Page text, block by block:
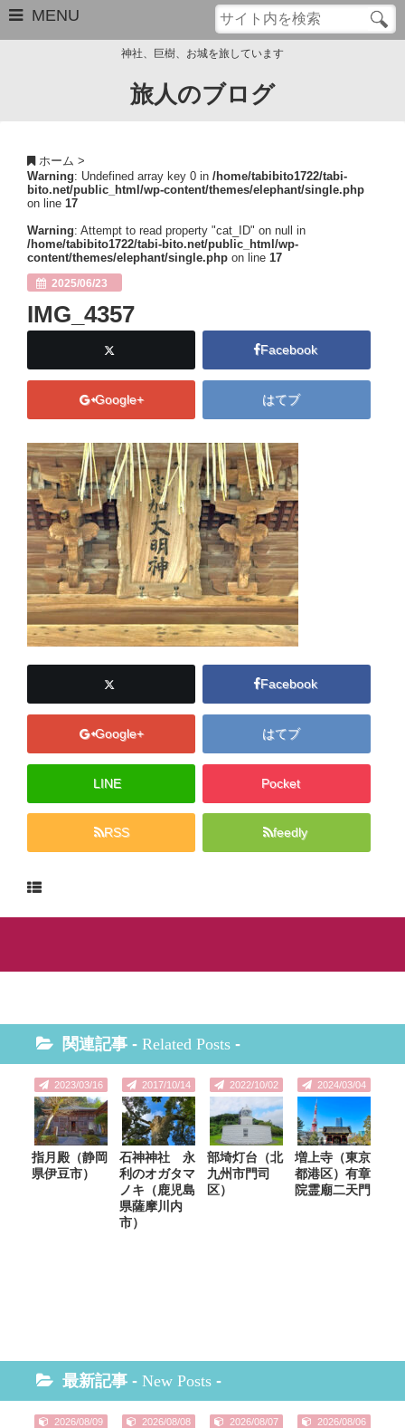
MENU
サイトマップ
Close
神社、巨樹、お城を旅しています
旅人のブログ
ホーム >
Warning: Undefined array key 0 in /home/tabibito1722/tabi-
bito.net/public_html/wp-content/themes/elephant/single.php
on line 17
Warning: Attempt to read property "cat_ID" on null in
/home/tabibito1722/tabi-bito.net/public_html/wp-
content/themes/elephant/single.php on line 17
2025/06/23
IMG_4357
Facebook
Google+ はてブ
Facebook
Google+ はてブ
LINE Pocket
RSS feedly
関連記事 - Related Posts -
2023/03/16
指月殿（静岡
県伊豆市）
2017/10/14
石神神社 永
利のオガタマ
ノキ（鹿児島
県薩摩川内
市）
2022/10/02
部埼灯台（北
九州市門司
区）
2024/03/04
増上寺（東京
都港区）有章
院霊廟二天門
最新記事 - New Posts -
2026/08/09 2026/08/08 2026/08/07 2026/08/06